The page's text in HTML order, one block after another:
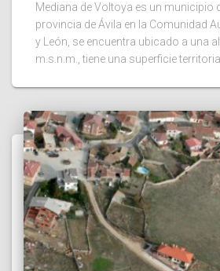
Mediana de Voltoya es un municipio
provincia de Ávila en la Comunidad
y León, se encuentra ubicado a una
m.s.n.m., tiene una superficie